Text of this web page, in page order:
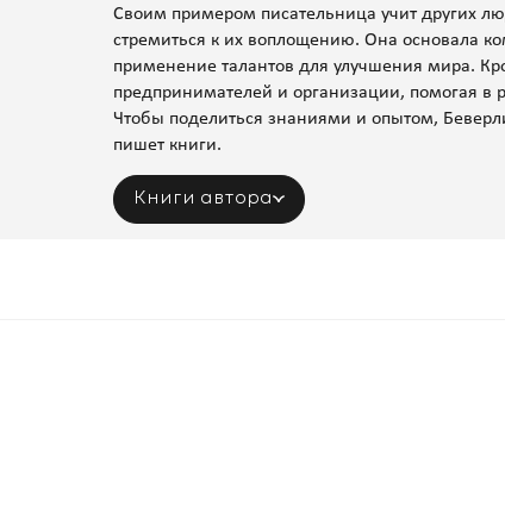
Своим примером писательница учит других
стремиться к их воплощению. Она основала
применение талантов для улучшения мира.
предпринимателей и организации, помогая в
Чтобы поделиться знаниями и опытом,
пишет книги.
Книги автора